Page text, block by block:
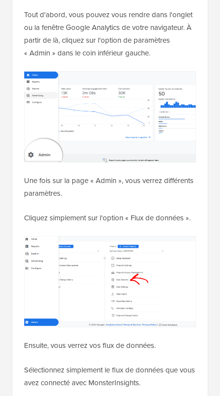
Tout d'abord, vous pouvez vous rendre dans l'onglet
ou la fenêtre Google Analytics de votre navigateur. À
partir de là, cliquez sur l'option de paramètres
« Admin » dans le coin inférieur gauche.
Une fois sur la page « Admin », vous verrez différents
paramètres.
Cliquez simplement sur l'option « Flux de données ».
Ensuite, vous verrez vos flux de données.
Sélectionnez simplement le flux de données que vous
avez connecté avec MonsterInsights.